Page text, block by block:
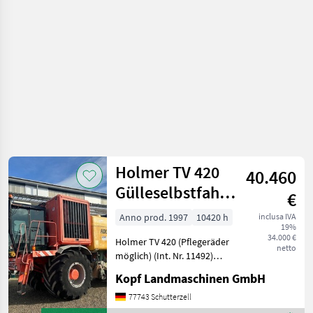
Holmer TV 420
Gülleselbstfahrer
(Pflegeräder
mög
40.460
€
inclusa IVA
19%
34.000 €
netto
Anno prod. 1997
10420 h
Holmer TV 420 (Pflegeräder
möglich) (Int. Nr. 11492)
Drehkolbenpumpe, 3-
Punkt, 15000 Liter
Kopf Landmaschinen GmbH
77743 Schutterzell